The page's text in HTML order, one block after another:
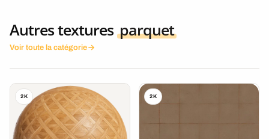
Autres textures parquet
Voir toute la catégorie
2K 2K